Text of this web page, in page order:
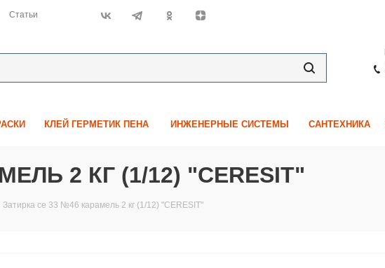
Статьи
КЛЕЙ ГЕРМЕТИК ПЕНА ИНЖЕНЕРНЫЕ СИСТЕМЫ САНТЕХНИКА
2 КГ (1/12) "CERESIT"
Затирка се 33 №46 карамель 2 кг (1/12) "CERESIT"